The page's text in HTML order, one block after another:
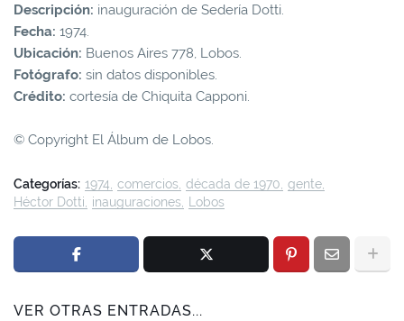
Descripción: inauguración de Sedería Dotti.
Fecha: 1974.
Ubicación: Buenos Aires 778, Lobos.
Fotógrafo: sin datos disponibles.
Crédito: cortesía de Chiquita Capponi.
© Copyright El Álbum de Lobos.
Categorías: 1974 comercios década de 1970 gente
Héctor Dotti
inauguraciones Lobos
VER OTRAS ENTRADAS...